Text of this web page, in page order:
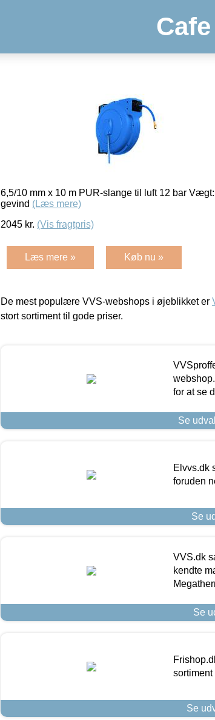
6,5/10 mm x 10 m PUR-slange til luft 12 bar
gevind (Læs mere)
2045 kr. (Vis fragtpris)
Læs mere » Køb nu »
De mest populære VVS-webshops i øjeblikket er
stort sortiment til gode priser.
for at se
Se
Elvvs.dk
foruden
Se
VVS.dk
kendte
Se
sortiment
Se